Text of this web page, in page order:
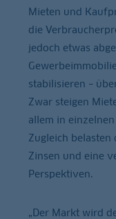
Mieten und
die
jedoch etwas
stabilisieren –
Zwar steigen
allem in
Zugleich
Zinsen und eine
Perspektiven.
„Der Markt wird